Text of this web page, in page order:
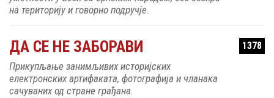
на територију и говорно подручје.
ДА СЕ НЕ ЗАБОРАВИ 1378
Прикупљање занимљивих историјских
електронских артифаката, фотографија и чланака
сачуваних од стране грађана.